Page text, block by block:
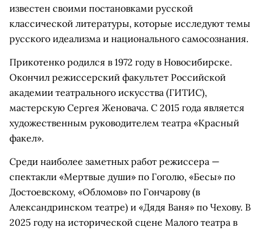
известен своими постановками русской
классической литературы, которые исследуют темы
русского идеализма и национального самосознания.
Прикотенко родился в 1972 году в Новосибирске.
Окончил режиссерский факультет Российской
академии театрального искусства (ГИТИС),
мастерскую Сергея Женовача. С 2015 года является
художественным руководителем театра «Красный
факел».
Среди наиболее заметных работ режиссера —
спектакли «Мертвые души» по Гоголю, «Бесы» по
Достоевскому, «Обломов» по Гончарову (в
Александринском театре) и «Дядя Ваня» по Чехову. В
2025 году на исторической сцене Малого театра в